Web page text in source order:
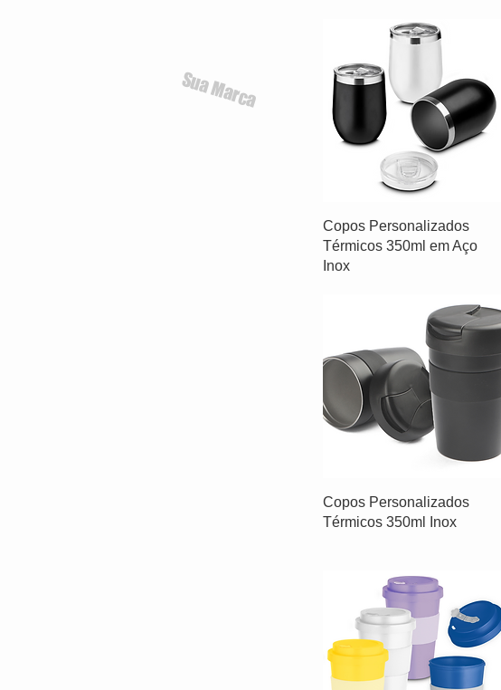
Copos Personalizados
Térmicos 350ml em Aço
Inox
Copos Personalizados
Térmicos 350ml Inox
Sua Marca